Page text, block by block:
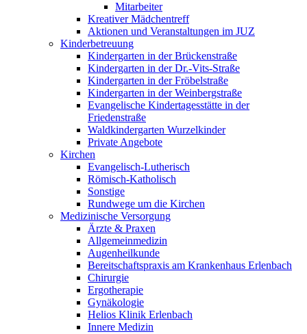
Mitarbeiter
Kreativer Mädchentreff
Aktionen und Veranstaltungen im JUZ
Kinderbetreuung
Kindergarten in der Brückenstraße
Kindergarten in der Dr.-Vits-Straße
Kindergarten in der Fröbelstraße
Kindergarten in der Weinbergstraße
Evangelische Kindertagesstätte in der
Friedenstraße
Waldkindergarten Wurzelkinder
Private Angebote
Kirchen
Evangelisch-Lutherisch
Römisch-Katholisch
Sonstige
Rundwege um die Kirchen
Medizinische Versorgung
Ärzte & Praxen
Allgemeinmedizin
Augenheilkunde
Bereitschaftspraxis am Krankenhaus Erlenbach
Chirurgie
Ergotherapie
Gynäkologie
Helios Klinik Erlenbach
Innere Medizin